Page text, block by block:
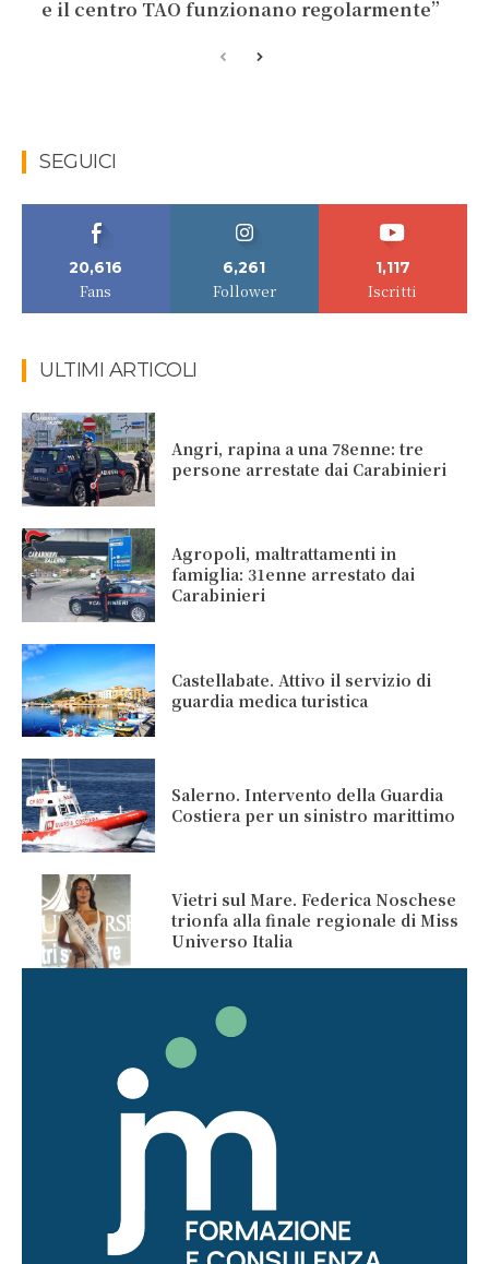
e il centro TAO funzionano regolarmente”
SEGUICI
20,616
Fans
6,261
Follower
1,117
Iscritti
ULTIMI ARTICOLI
Angri, rapina a una 78enne: tre
persone arrestate dai Carabinieri
Agropoli, maltrattamenti in
famiglia: 31enne arrestato dai
Carabinieri
Castellabate. Attivo il servizio di
guardia medica turistica
Salerno. Intervento della Guardia
Costiera per un sinistro marittimo
Vietri sul Mare. Federica Noschese
trionfa alla finale regionale di Miss
Universo Italia